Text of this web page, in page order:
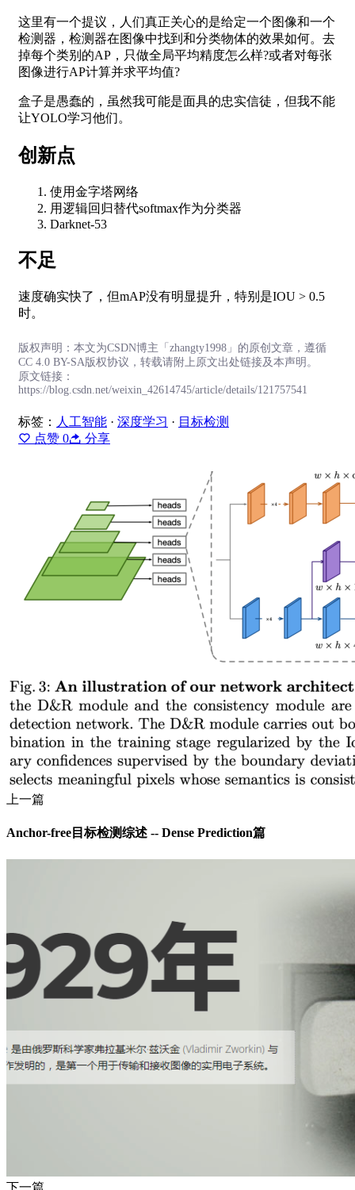
这里有一个提议，人们真正关心的是给定一个图像和一个
检测器，检测器在图像中找到和分类物体的效果如何。去
掉每个类别的AP，只做全局平均精度怎么样?或者对每张
图像进行AP计算并求平均值?
盒子是愚蠢的，虽然我可能是面具的忠实信徒，但我不能
让YOLO学习他们。
创新点
使用金字塔网络
用逻辑回归替代softmax作为分类器
Darknet-53
不足
速度确实快了，但mAP没有明显提升，特别是IOU > 0.5
时。
版权声明：本文为CSDN博主「zhangty1998」的原创文章，遵循
CC 4.0 BY-SA版权协议，转载请附上原文出处链接及本声明。
原文链接：
https://blog.csdn.net/weixin_42614745/article/details/121757541
标签： 人工智能 · 深度学习 · 目标检测
点赞 0 分享
上一篇
Anchor-free目标检测综述 -- Dense Prediction篇
下一篇